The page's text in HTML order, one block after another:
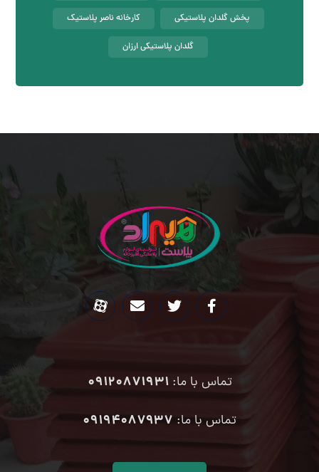
پخش گلدان پلاستیکی کارخانه ناصر پلاستیک
گلدان پلاستیکی ارزان
تماس با ما:09120871931
تماس با ما: ۰۹۱۹۴۰۸۷۹۳۷